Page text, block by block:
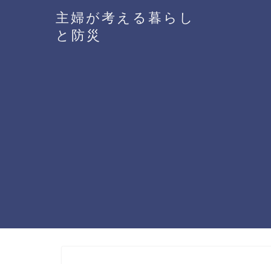
主婦が考える暮らし
と防災